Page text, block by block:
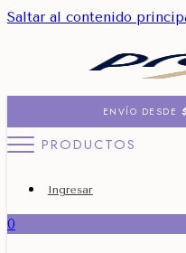
Saltar al contenido
ENVÍO DESDE
PRODUCTOS
Ingresar
0